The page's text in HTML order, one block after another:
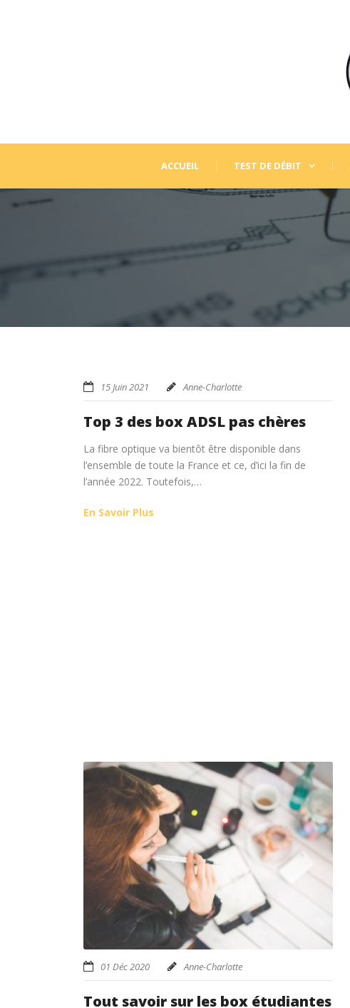
ACCUEIL TEST DE DÉBIT
15 Juin 2021 Anne-Charlotte
Top 3 des box ADSL pas chères
La fibre optique va bientôt être disponible dans
l’ensemble de toute la France et ce, d’ici la fin de
l’année 2022. Toutefois,…
En Savoir Plus
01 Déc 2020 Anne-Charlotte
Tout savoir sur les box étudiantes